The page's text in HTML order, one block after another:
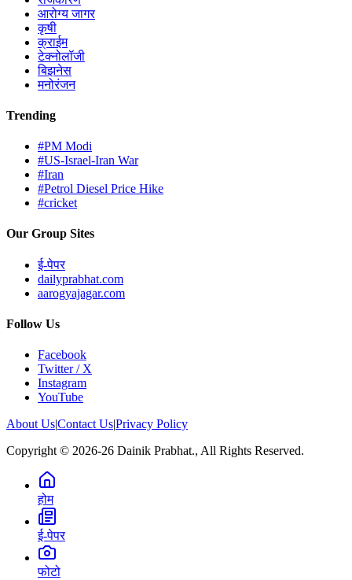
आरोग्य जागर
कृषी
क्राईम
टेक्नोलॉजी
बिझनेस
मनोरंजन
Trending
#PM Modi
#US-Israel-Iran War
#Iran
#Petrol Diesel Price Hike
#cricket
Our Group Sites
ई-पेपर
dailyprabhat.com
aarogyajagar.com
Follow Us
Facebook
Twitter / X
Instagram
YouTube
About Us|Contact Us|Privacy Policy
Copyright © 2026-26 Dainik Prabhat., All Rights Reserved.
होम
ई-पेपर
फोटो